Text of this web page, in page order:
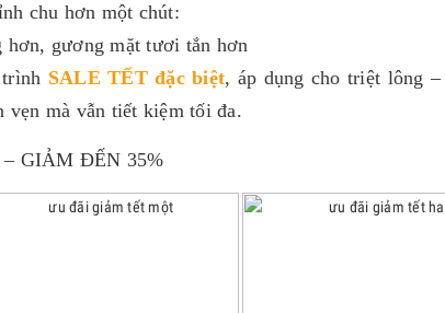
chu hơn một chút:
hơn, gương mặt tươi tắn hơn
SALE TẾT đặc biệt, áp dụng cho triệt lông
vẹn mà vẫn tiết kiệm tối đa.
GIẢM ĐẾN 35%